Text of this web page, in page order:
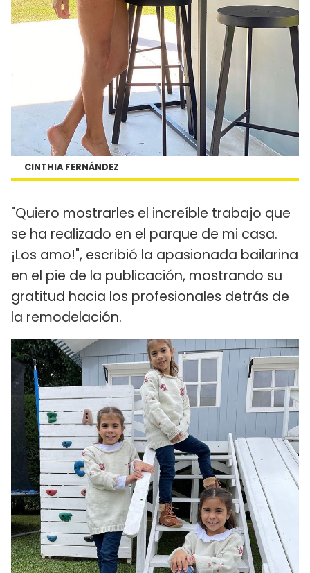
CINTHIA FERNÁNDEZ
"Quiero mostrarles el increíble trabajo que
se ha realizado en el parque de mi casa.
¡Los amo!", escribió la apasionada bailarina
en el pie de la publicación, mostrando su
gratitud hacia los profesionales detrás de
la remodelación.